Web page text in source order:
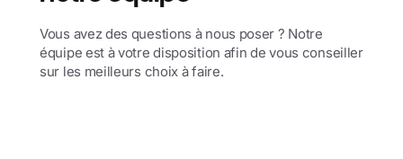
Vous avez des questions à nous poser ? Notre
équipe est à votre disposition afin de vous conseiller
sur les meilleurs choix à faire.